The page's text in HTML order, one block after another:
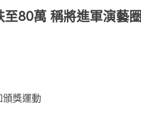
80萬 稱將進軍演藝圈
獎運動